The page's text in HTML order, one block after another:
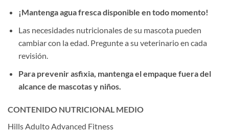
¡Mantenga agua fresca disponible en todo momento!
Las necesidades nutricionales de su mascota pueden
cambiar con la edad. Pregunte a su veterinario en cada
revisión.
Para prevenir asfixia, mantenga el empaque fuera del
alcance de mascotas y niños.
CONTENIDO NUTRICIONAL MEDIO
Hills Adulto Advanced Fitness